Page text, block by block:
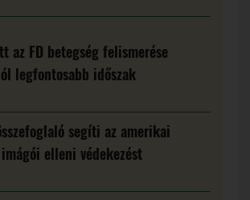
az FD betegség felismerése
legfontosabb időszak
segíti az amerikai
elleni védekezést